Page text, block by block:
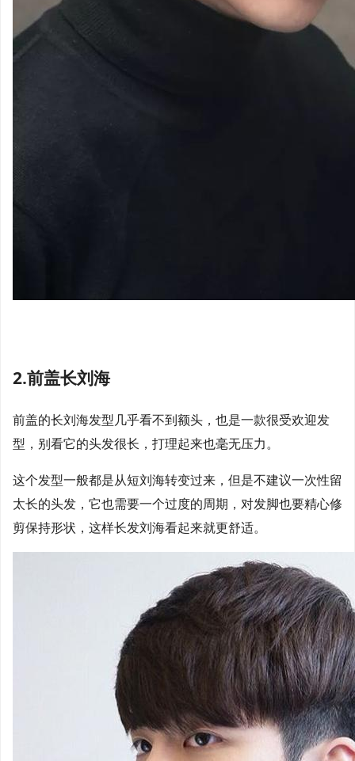
2.前盖长刘海
前盖的长刘海发型几乎看不到额头，也是一款很受欢迎发
型，别看它的头发很长，打理起来也毫无压力。
这个发型一般都是从短刘海转变过来，但是不建议一次性留
太长的头发，它也需要一个过度的周期，对发脚也要精心修
剪保持形状，这样长发刘海看起来就更舒适。